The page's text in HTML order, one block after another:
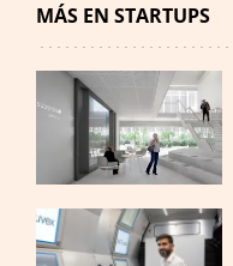
MÁS EN STARTUPS